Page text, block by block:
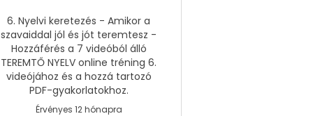
6. Nyelvi keretezés - Amikor a
szavaiddal jól és jót teremtesz -
Hozzáférés a 7 videóból álló
TEREMTŐ NYELV online tréning 6.
videójához és a hozzá tartozó
PDF-gyakorlatokhoz.
Érvényes 12 hónapra